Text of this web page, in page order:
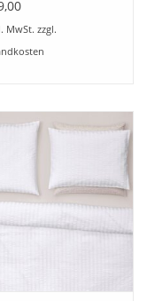
zu finden sein
produziert auf
MwSt. zzgl.